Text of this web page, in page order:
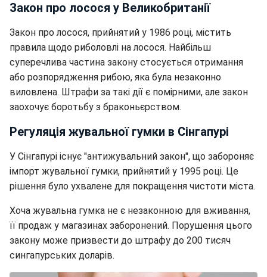
Закон про лосося у Великобританії
Закон про лосося, прийнятий у 1986 році, містить
правила щодо риболовлі на лосося. Найбільш
суперечлива частина закону стосується отримання
або розпорядження рибою, яка була незаконно
виловлена. Штрафи за такі дії є помірними, але закон
заохочує боротьбу з браконьєрством.
Регуляція жувальної гумки в Сінгапурі
У Сінгапурі існує "антижувальний закон", що забороняє
імпорт жувальної гумки, прийнятий у 1995 році. Це
рішення було ухвалене для покращення чистоти міста.
Хоча жувальна гумка не є незаконною для вживання,
її продаж у магазинах заборонений. Порушення цього
закону може призвести до штрафу до 200 тисяч
сингапурських доларів.